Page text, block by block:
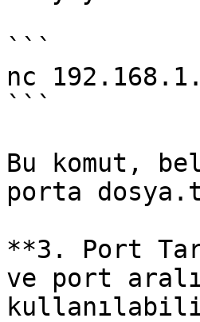
```
nc
```
Bu komut,
porta
**3. Port
ve port